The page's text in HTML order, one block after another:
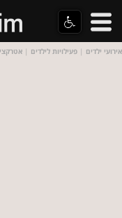
אירועי ילדים | פעילויות לילדים |